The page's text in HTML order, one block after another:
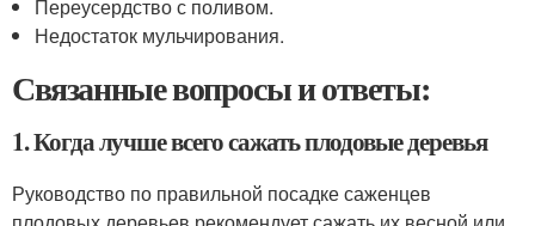
Переусердство с поливом.
Недостаток мульчирования.
Связанные вопросы и ответы:
1. Когда лучше всего сажать плодовые деревья
Руководство по правильной посадке саженцев